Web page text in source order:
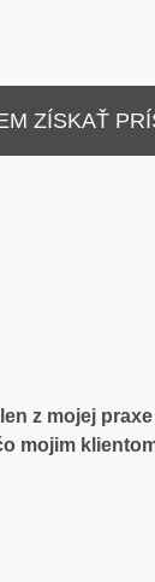
ZÍSKAŤ
z mojej
mojim